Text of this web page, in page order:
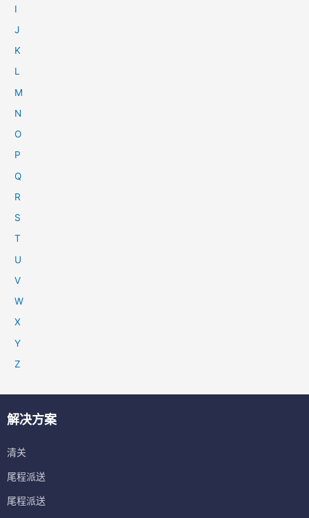
I
J
K
L
M
N
O
P
Q
R
S
T
U
V
W
X
Y
Z
解决方案
清关
尾程派送
尾程派送